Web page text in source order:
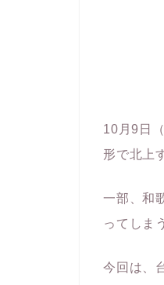
10月9日
形で北上
一部、和
ってしま
今回は、